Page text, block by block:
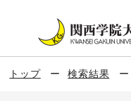
トップ 検索結果